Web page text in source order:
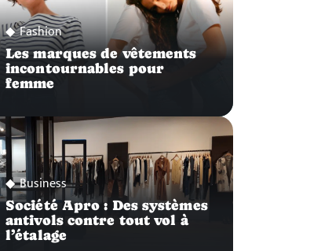
Fashion
Les marques de vêtements
incontournables pour
femme
Business
Société Apro : Des systèmes
antivols contre tout vol à
l’étalage